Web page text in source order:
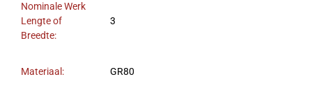
Nominale Werk
Lengte of
Breedte:
3
Materiaal: GR80